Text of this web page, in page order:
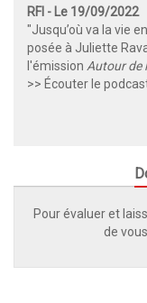
RFI - Le 19/09/2022
"Jusqu’où va la vie
posée à Juliette
l'émission Autour de
>> Écouter le
Pour évaluer et
de